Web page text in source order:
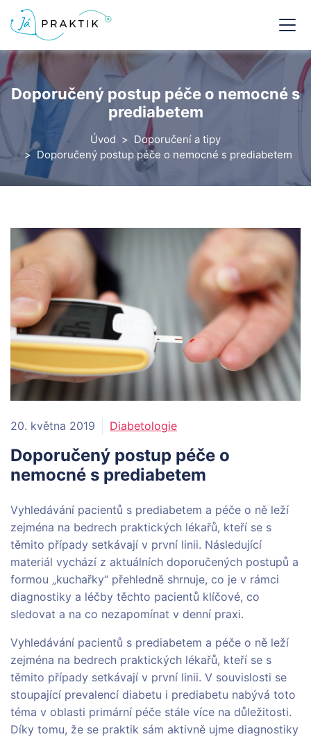
Doporučený postup péče o nemocné s
prediabetem
Úvod
Doporučení a tipy
Doporučený postup péče o nemocné s prediabetem
20. května 2019 Diabetologie
Doporučený postup péče o
nemocné s prediabetem
Vyhledávání pacientů s prediabetem a péče o ně leží
zejména na bedrech praktických lékařů, kteří se s
těmito případy setkávají v první linii. Následující
materiál vychází z aktuálních doporučených postupů a
formou „kuchařky“ přehledně shrnuje, co je v rámci
diagnostiky a léčby těchto pacientů klíčové, co
sledovat a na co nezapomínat v denní praxi.
Vyhledávání pacientů s prediabetem a péče o ně leží
zejména na bedrech praktických lékařů, kteří se s
těmito případy setkávají v první linii. V souvislosti se
stoupající prevalencí diabetu i prediabetu nabývá toto
téma v oblasti primární péče stále více na důležitosti.
Díky tomu, že se praktik sám aktivně ujme diagnostiky